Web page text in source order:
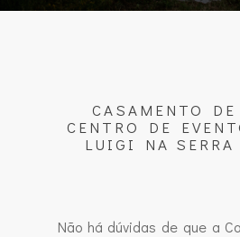
CASAMENTO
CENTRO DE
LUIGI NA SERRA
Não há dúvidas de que a